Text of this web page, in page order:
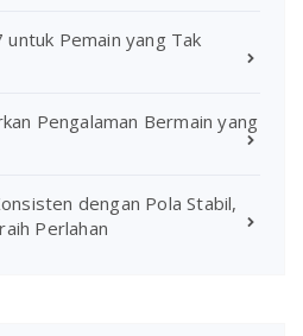
Pemain yang Tak
Pengalaman Bermain yang
dengan Pola Stabil,
Perlahan